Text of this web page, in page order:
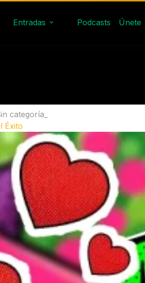
Entradas Podcasts Únete
categoría_
Éxito